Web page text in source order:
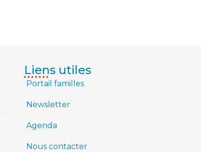
Liens utiles
Portail familles
Newsletter
Agenda
Nous contacter